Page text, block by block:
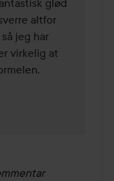
glød
altfor
jeg har
virkelig at